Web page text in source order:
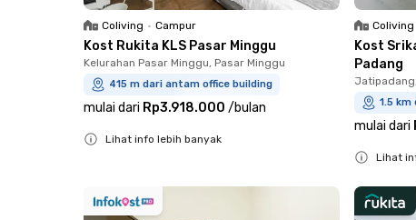
Coliving • Campur
Kost Rukita KLS Pasar Minggu
Kelurahan Pasar Minggu, Pasar Minggu
415 m dari antam office building
mulai dari Rp3.918.000 /bulan
Lihat info lebih banyak
Coliving
Kost
Padang
1.5
mulai dari
Lihat